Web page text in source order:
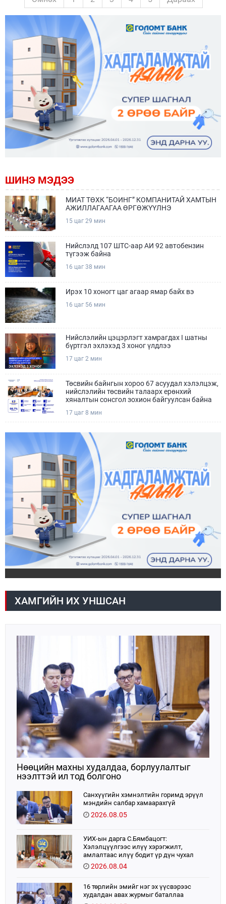
ШИНЭ МЭДЭЭ
МИАТ ТӨХК “БОИНГ” КОМПАНИТАЙ ХАМТЫН
АЖИЛЛАГААГАА ӨРГӨЖҮҮЛНЭ
15 цаг 29 мин
Нийслэлд 107 ШТС-аар АИ 92 автобензин
түгээж байна
16 цаг 38 мин
Ирэх 10 хоногт цаг агаар ямар байх вэ
16 цаг 56 мин
Нийслэлийн цэцэрлэгт хамрагдах I шатны
бүртгэл эхлэхэд 3 хоног үлдлээ
17 цаг 2 мин
Төсвийн байнгын хороо 67 асуудал хэлэлцэж,
нийслэлийн төсвийн талаарх ерөнхий
хяналтын сонсгол зохион байгуулсан байна
17 цаг 8 мин
ХАМГИЙН ИХ УНШСАН
Нөөцийн махны худалдаа, борлуулалтыг
нээлттэй ил тод болгоно
Санхүүгийн хэмнэлтийн горимд эрүүл
мэндийн салбар хамаарахгүй
2026.08.05
УИХ-ын дарга С.Бямбацогт:
Хэлэлцүүлгээс илүү хэрэгжилт,
амлалтаас илүү бодит үр дүн чухал
2026.08.04
16 төрлийн эмийг нэг эх үүсвэрээс
худалдан авах журмыг баталлаа